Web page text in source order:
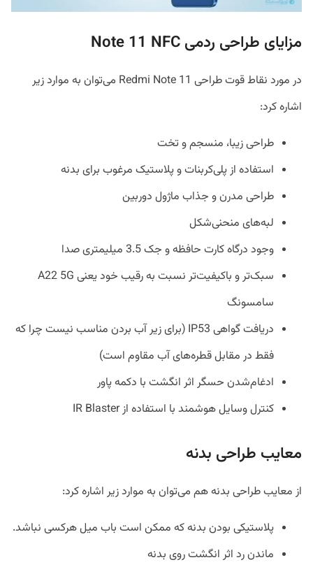
مزایای طراحی ردمی Note 11 NFC
در مورد نقاط قوت طراحی Redmi Note 11 می‌توان به موارد زیر
اشاره کرد:
طراحی زیبا، منسجم و تخت
استفاده از پلی‌کربنات و پلاستیک مرغوب برای بدنه
طراحی مدرن و جذاب ماژول دوربین
لبه‌های منحنی‌شکل
وجود درگاه کارت حافظه و جک 3.5 میلیمتری صدا
سبک‌تر و باکیفیت‌تر نسبت به رقیب خود یعنی A22 5G
سامسونگ
دریافت گواهی IP53 (برای زیر آب بردن مناسب نیست چرا که
فقط در مقابل قطره‌های آب مقاوم است)
ادغام‌شدن حسگر اثر انگشت با دکمه پاور
کنترل وسایل هوشمند با استفاده از IR Blaster
معایب طراحی بدنه
از معایب طراحی بدنه هم می‌توان به موارد زیر اشاره کرد:
پلاستیکی بودن بدنه که ممکن است باب میل هرکسی نباشد.
ماندن رد اثر انگشت روی بدنه